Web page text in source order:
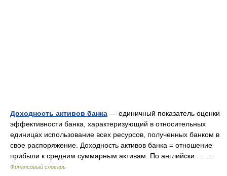
Доходность активов банка — единичный показатель оценки
эффективности банка, характеризующий в относительных
единицах использование всех ресурсов, полученных банком в
свое распоряжение. Доходность активов банка = отношение
прибыли к средним суммарным активам. По английски:… …
Финансовый словарь